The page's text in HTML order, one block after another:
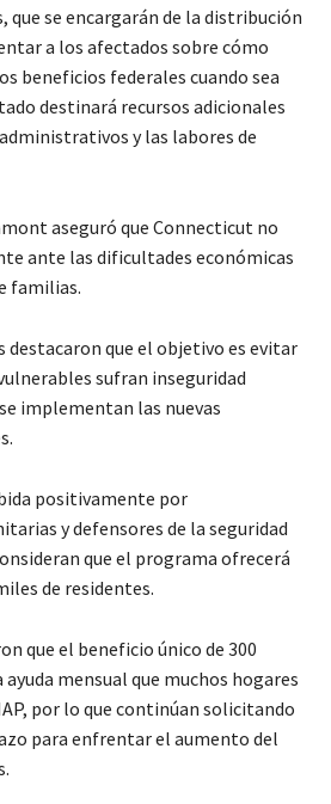
que se encargarán de la distribución
a los afectados sobre cómo
beneficios federales cuando sea
destinará recursos adicionales
y las labores de
aseguró que Connecticut no
ante las dificultades económicas
familias.
destacaron que el objetivo es evitar
sufran inseguridad
implementan las nuevas
positivamente por
y defensores de la seguridad
que el programa ofrecerá
de residentes.
que el beneficio único de 300
mensual que muchos hogares
por lo que continúan solicitando
para enfrentar el aumento del